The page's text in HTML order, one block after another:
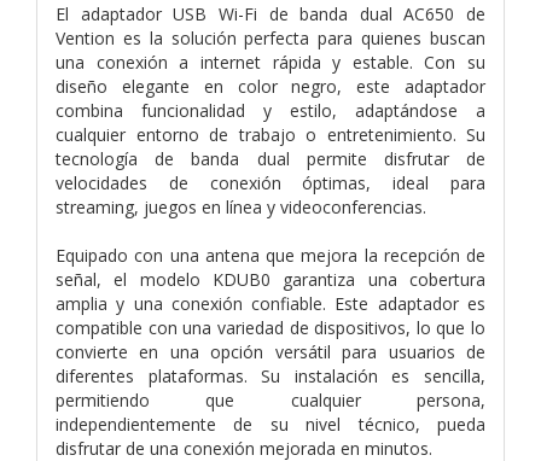
El adaptador USB Wi-Fi de banda dual AC650 de
Vention es la solución perfecta para quienes buscan
una conexión a internet rápida y estable. Con su
diseño elegante en color negro, este adaptador
combina funcionalidad y estilo, adaptándose a
cualquier entorno de trabajo o entretenimiento. Su
tecnología de banda dual permite disfrutar de
velocidades de conexión óptimas, ideal para
streaming, juegos en línea y videoconferencias.
Equipado con una antena que mejora la recepción de
señal, el modelo KDUB0 garantiza una cobertura
amplia y una conexión confiable. Este adaptador es
compatible con una variedad de dispositivos, lo que lo
convierte en una opción versátil para usuarios de
diferentes plataformas. Su instalación es sencilla,
permitiendo que cualquier persona,
independientemente de su nivel técnico, pueda
disfrutar de una conexión mejorada en minutos.